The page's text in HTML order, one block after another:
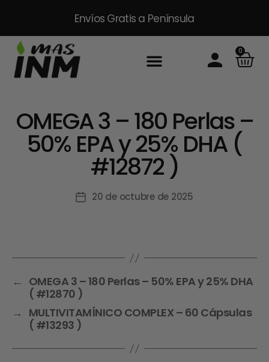
Envíos Gratis a Península
0
OMEGA 3 – 180 Perlas –
50% EPA y 25% DHA (
#12872 )
20 de octubre de 2025
← OMEGA 3 – 180 Perlas – 50% EPA y 25% DHA
( #12870 )
→ MULTIVITAMÍNICO COMPLEX – 60 Cápsulas
( #13293 )